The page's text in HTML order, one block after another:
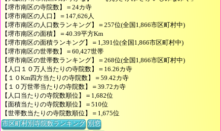
【堺市南区の寺院数】＝24カ寺
【堺市南区の人口】＝147,626人
【堺市南区の人口数ランキング】＝257位(全国1,866市区町村中)
【堺市南区の面積】＝40.39平方Km
【堺市南区の面積ランキング】＝1,391位(全国1,866市区町村中)
【堺市南区の世帯数】＝60,427世帯
【堺市南区の世帯数ランキング】＝268位(全国1,866市区町村中)
【人口１０万人当たりの寺院数】＝16.26カ寺
【１０Km四方当たりの寺院数】＝59.42カ寺
【１０万世帯当たりの寺院数】＝39.72カ寺
【人口当たりの寺院数順位】＝1,682位
【面積当たりの寺院数順位】＝510位
【世帯数当たりの寺院数順位】＝1,675位
市区町村別寺院数ランキング 別窓